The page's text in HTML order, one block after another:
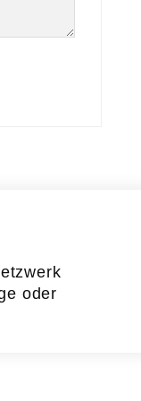
oder